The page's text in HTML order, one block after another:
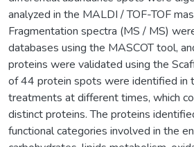
analyzed in the MALDI / TOF-TOF
Fragmentation spectra (MS / MS)
databases using the MASCOT tool,
proteins were validated using the
of 44 protein spots were identified in
treatments at different times, which
distinct proteins. The proteins
functional categories involved in the